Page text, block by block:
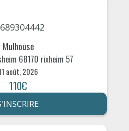
Mulhouse
68170 rixheim 57
août, 2026
110€